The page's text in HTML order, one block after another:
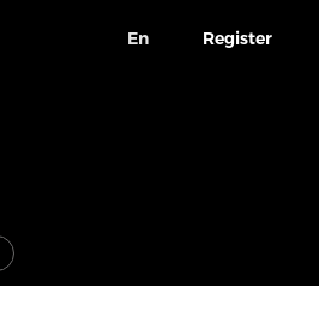
En Register